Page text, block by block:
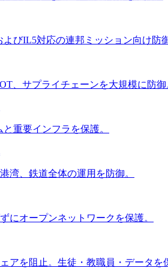
よびIL5対応の連邦ミッション向け防御
、サプライチェーンを大規模に防御
重要インフラを保護。
湾、鉄道全体の運用を防御。
にオープンネットワークを保護。
アを阻止。生徒・教職員・データを